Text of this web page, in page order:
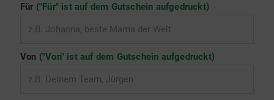
Für ("Für" ist auf dem Gutschein aufgedruckt)
Von ("Von" ist auf dem Gutschein aufgedruckt)